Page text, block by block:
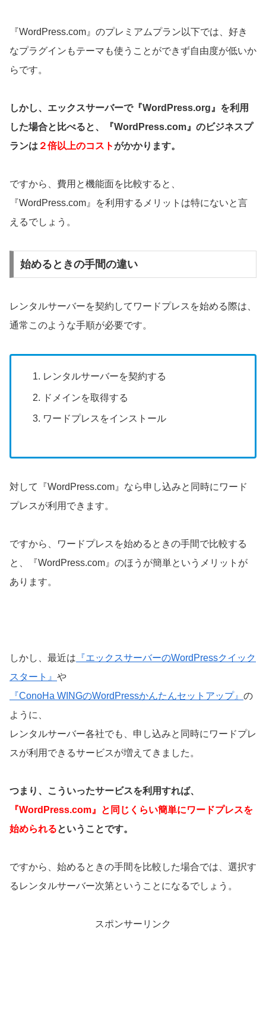
『WordPress.com』のプレミアムプラン以下では、好き
なプラグインもテーマも使うことができず自由度が低いか
らです。
しかし、エックスサーバーで『WordPress.org』を利用
した場合と比べると、『WordPress.com』のビジネスプ
ランは ２倍以上のコストがかかります。
ですから、費用と機能面を比較すると、
『WordPress.com』を利用するメリットは特にないと言
えるでしょう。
始めるときの手間の違い
レンタルサーバーを契約してワードプレスを始める際は、
通常このような手順が必要です。
レンタルサーバーを契約する
ドメインを取得する
ワードプレスをインストール
対して『WordPress.com』なら申し込みと同時にワード
プレスが利用できます。
ですから、ワードプレスを始めるときの手間で比較する
と、『WordPress.com』のほうが簡単というメリットが
あります。
しかし、最近は 『エックスサーバーのWordPressクイック
スタート』 や
『ConoHa WINGのWordPressかんたんセットアップ』 の
ように、
レンタルサーバー各社でも、申し込みと同時にワードプレ
スが利用できるサービスが増えてきました。
つまり、こういったサービスを利用すれば、
『WordPress.com』と同じくらい簡単にワードプレスを
始められるということです。
ですから、始めるときの手間を比較した場合では、選択す
るレンタルサーバー次第ということになるでしょう。
スポンサーリンク